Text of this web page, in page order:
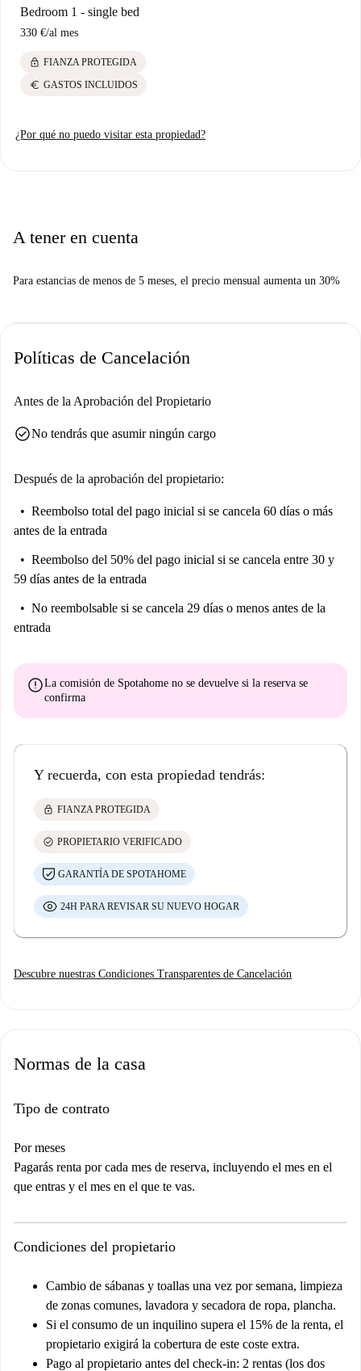
Bedroom 1 - single bed
330 €/al mes
lock FIANZA PROTEGIDA
euro GASTOS INCLUIDOS
¿Por qué no puedo visitar esta propiedad?
A tener en cuenta
Para estancias de menos de 5 meses, el precio mensual aumenta un 30%
Políticas de Cancelación
Antes de la Aprobación del Propietario
check_circleNo tendrás que asumir ningún cargo
Después de la aprobación del propietario:
Reembolso total del pago inicial si se cancela 60 días o más
antes de la entrada
Reembolso del 50% del pago inicial si se cancela entre 30 y
59 días antes de la entrada
No reembolsable si se cancela 29 días o menos antes de la
entrada
errorLa comisión de Spotahome no se devuelve si la reserva se
confirma
Y recuerda, con esta propiedad tendrás:
lock FIANZA PROTEGIDA
check_circle PROPIETARIO VERIFICADO
GARANTÍA DE SPOTAHOME
24H PARA REVISAR SU NUEVO HOGAR
Descubre nuestras Condiciones Transparentes de Cancelación
Normas de la casa
Tipo de contrato
Por meses
Pagarás renta por cada mes de reserva, incluyendo el mes en el
que entras y el mes en el que te vas.
Condiciones del propietario
Cambio de sábanas y toallas una vez por semana, limpieza
de zonas comunes, lavadora y secadora de ropa, plancha.
Si el consumo de un inquilino supera el 15% de la renta, el
propietario exigirá la cobertura de este coste extra.
Pago al propietario antes del check-in: 2 rentas (los dos